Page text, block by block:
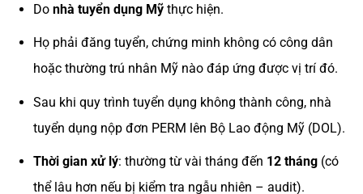
Do nhà tuyển dụng Mỹthực hiện.
Họ phải đăng tuyển, chứng minh không có công dân
hoặc thường trú nhân Mỹ nào đáp ứng được vị trí đó.
Sau khi quy trình tuyển dụng không thành công, nhà
tuyển dụng nộp đơn PERM lên Bộ Lao động Mỹ (DOL).
Thời gian xử lý: thường từ vài tháng đến 12 tháng(có
thể lâu hơn nếu bị kiểm tra ngẫu nhiên – audit).